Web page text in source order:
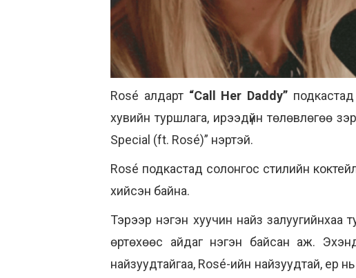
Rosé алдарт “Call Her Daddy”
хувийн туршлага, ирээдүйн төлөвлөгөө
Special (ft. Rosé)” нэртэй.
Rosé подкастад солонгос стилийн
хийсэн байна.
Тэрээр нэгэн хуучин найз залуугийнхаа
өртөхөөс айдаг нэгэн байсан аж.
найзуудтайгаа, Rosé-ийн найзуудтай, ер